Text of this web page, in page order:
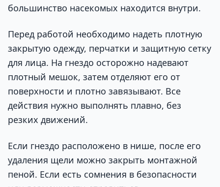
большинство насекомых находится внутри.
Перед работой необходимо надеть плотную
закрытую одежду, перчатки и защитную сетку
для лица. На гнездо осторожно надевают
плотный мешок, затем отделяют его от
поверхности и плотно завязывают. Все
действия нужно выполнять плавно, без
резких движений.
Если гнездо расположено в нише, после его
удаления щели можно закрыть монтажной
пеной. Если есть сомнения в безопасности